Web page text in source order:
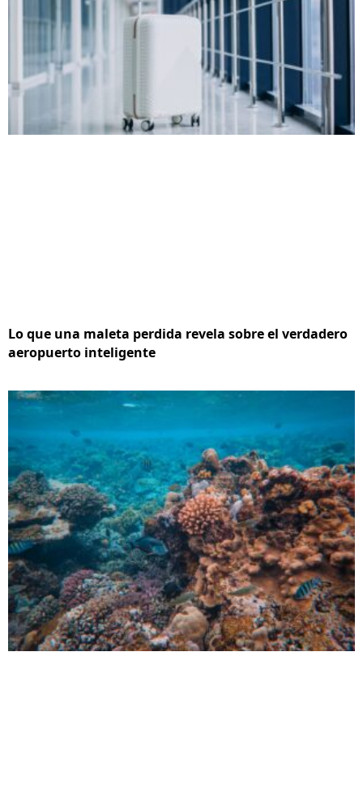
Lo que una maleta perdida revela sobre el verdadero
aeropuerto inteligente